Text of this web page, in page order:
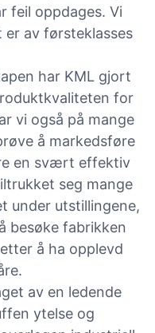
feil oppdages. Vi
av førsteklasses
har KML gjort
for
vi også på mange
å markedsføre
en svært effektiv
seg mange
under utstillingene,
besøke fabrikken
å ha opplevd
av en ledende
ytelse og